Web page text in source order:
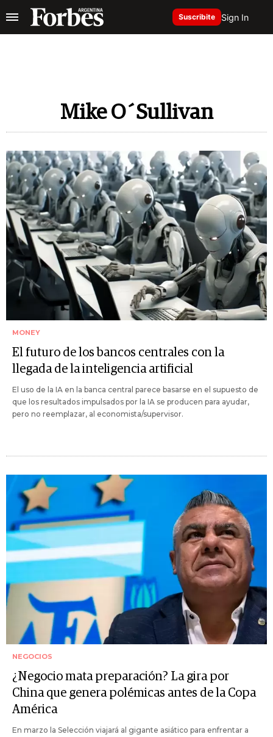
Suscribite Sign In
Mike O´Sullivan
MONEY
El futuro de los bancos centrales con la
llegada de la inteligencia artificial
El uso de la IA en la banca central parece basarse en el supuesto de
que los resultados impulsados por la IA se producen para ayudar,
pero no reemplazar, al economista/supervisor.
NEGOCIOS
¿Negocio mata preparación? La gira por
China que genera polémicas antes de la Copa
América
En marzo la Selección viajará al gigante asiático para enfrentar a